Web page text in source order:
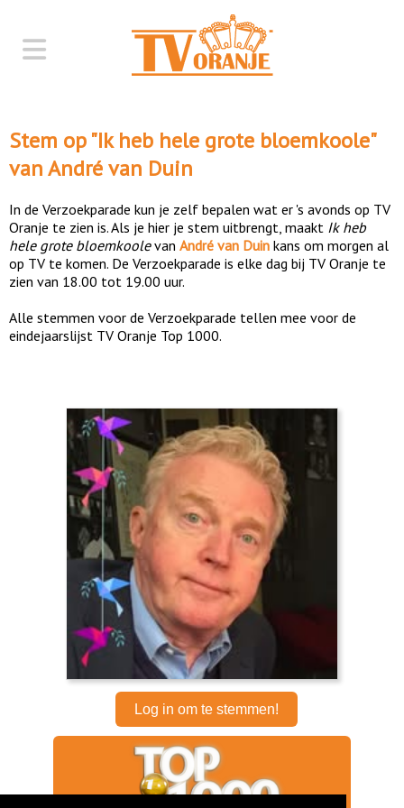
Stem op "Ik heb hele grote bloemkoole"
vanAndré van Duin
In de Verzoekparade kun je zelf bepalen wat er 's avonds op TV
Oranje te zien is. Als je hier je stem uitbrengt, maakt Ik heb
hele grote bloemkoolevan André van Duin kans om morgen al
op TV te komen. De Verzoekparade is elke dag bij TV Oranje te
zien van 18.00 tot 19.00 uur.
Alle stemmen voor de Verzoekparade tellen mee voor de
eindejaarslijst TV Oranje Top 1000.
Log in om te stemmen!